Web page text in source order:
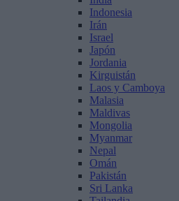
Indonesia
Irán
Israel
Japón
Jordania
Kirguistán
Laos y Camboya
Malasia
Maldivas
Mongolia
Myanmar
Nepal
Omán
Pakistán
Sri Lanka